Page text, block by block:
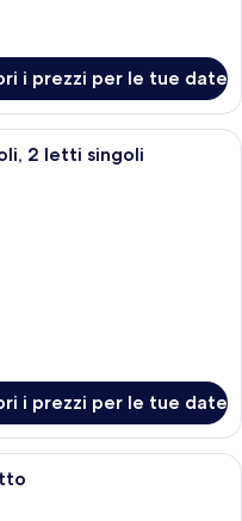
i prezzi per le tue date
d'albergo con un letto, una
2 letti singoli
i prezzi per le tue date
camera d'albergo con un letto,